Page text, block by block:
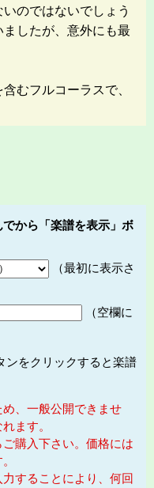
のではないでしょう
したが、意外にも最
むフルコーラスで、
から「楽譜を表示」ボ
（最初に表示さ
（空欄に
ンをクリックすると楽譜
、一般公開できませ
ます。
ご購入下さい。価格には
することにより、何回